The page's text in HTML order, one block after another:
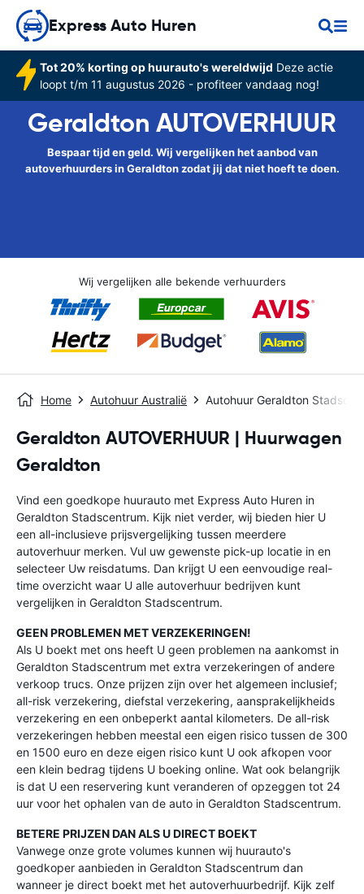
Express Auto Huren
Tot 20% korting op huurauto's wereldwijd Deze actie
loopt t/m 11 augustus 2026 - profiteer vandaag nog!
Geraldton AUTOVERHUUR
Bespaar tijd en geld. Wij vergelijken het aanbod van
autoverhuurders in Geraldton zodat jij dat niet hoeft te doen.
Wij vergelijken alle bekende verhuurders
Home Autohuur Australië Autohuur Geraldton
Geraldton AUTOVERHUUR | Huurwagen
Geraldton
Vind een goedkope huurauto met Express Auto Huren in
Geraldton Stadscentrum. Kijk niet verder, wij bieden hier U
een all-inclusieve prijsvergelijking tussen meerdere
autoverhuur merken. Vul uw gewenste pick-up locatie in en
selecteer Uw reisdatums. Dan krijgt U een eenvoudige real-
time overzicht waar U alle autoverhuur bedrijven kunt
vergelijken in Geraldton Stadscentrum.
GEEN PROBLEMEN MET VERZEKERINGEN!
Als U boekt met ons heeft U geen problemen na aankomst in
Geraldton Stadscentrum met extra verzekeringen of andere
verkoop trucs. Onze prijzen zijn over het algemeen inclusief;
all-risk verzekering, diefstal verzekering, aansprakelijkheids
verzekering en een onbeperkt aantal kilometers. De all-risk
verzekeringen hebben meestal een eigen risico tussen de 300
en 1500 euro en deze eigen risico kunt U ook afkopen voor
een klein bedrag tijdens U boeking online. Wat ook belangrijk
is dat U een reservering kunt veranderen of opzeggen tot 24
uur voor het ophalen van de auto in Geraldton Stadscentrum.
BETERE PRIJZEN DAN ALS U DIRECT BOEKT
Vanwege onze grote volumes kunnen wij huurauto's
goedkoper aanbieden in Geraldton Stadscentrum dan
wanneer je direct boekt met het autoverhuurbedrijf. Kijk zelf